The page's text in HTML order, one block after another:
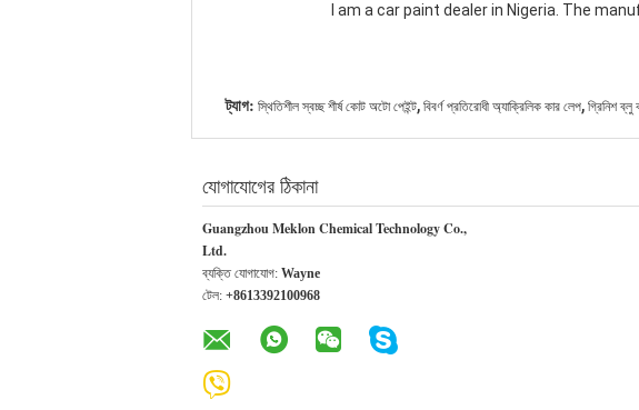
I am a car paint dealer in Nigeria. The
ট্যাগ: স্থিতিশীল স্বচ্ছ শীর্ষ কোট অটো পেইন্ট, বিবর্ণ প্রতিরোধী অ্যাক্রিলিক কার লেপ, গ্রিনিশ ব্লু
যোগাযোগের ঠিকানা
Guangzhou Meklon Chemical Technology Co.,
Ltd.
ব্যক্তি যোগাযোগ: Wayne
টেল: +8613392100968